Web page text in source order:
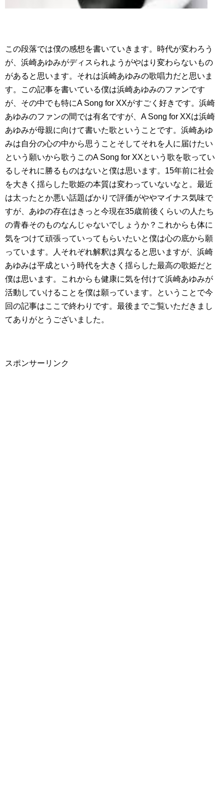
この段落では僕の感想を書いていきます。時代が変わろう
が、浜崎あゆみがディスられようがやはり変わらないもの
があると思います。それは浜崎あゆみの歌唱力だと思いま
す。この記事を書いている僕は浜崎あゆみのファンです
が、その中でも特にA Song for XXがすごく好きです。浜崎
あゆみのファンの間では有名ですが、A Song for XXは浜崎
あゆみが母親に向けて書いた歌ということです。浜崎あゆ
みは自分の心の中から思うことそしてそれを人に届けたい
という願いから歌うこのA Song for XXという歌を歌ってい
るしそれに勝るものはないと僕は思います。15年前に社会
を大きく揺らした歌姫の本質は変わっていないなと。最近
は太ったとか悪い話題ばかりで評価がややマイナス気味で
すが、あゆの存在はきっと今現在35歳前後くらいの人たち
の青春そのものなんじゃないでしょうか？これからも体に
気をつけて頑張っていってもらいたいと僕は心の底から願
っています。人それぞれ解釈は異なると思いますが、浜崎
あゆみは平成という時代を大きく揺らした最高の歌姫だと
僕は思います。これからも健康に気を付けて浜崎あゆみが
活動していけることを僕は願っています。ということで今
回の記事はここで終わりです。最後までご覧いただきまし
てありがとうございました。
スポンサーリンク